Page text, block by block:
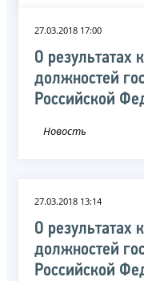
27.03.2018 17:00
О результатах
должностей
Российской
Новость
27.03.2018 13:14
О результатах
должностей
Российской